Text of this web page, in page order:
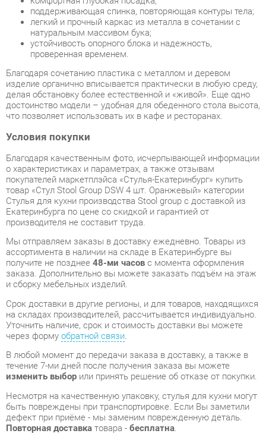
Благодаря сочетанию пластика с металлом и деревом
изделие органично вписывается практически в любую среду,
делая обстановку более естественной и «живой». Еще одно
достоинство модели – удобная для обеденного стола высота,
что позволяет использовать их в кафе и ресторанах.
Условия покупки
Благодаря качественным фото, исчерпывающей информации
о характеристиках и параметрах, а также отзывам
покупателей маркетплэйса «Стулья-Екатеринбург» купить
Стулья для кухни производства Stool group с доставкой из
производителя не составит труда.
Мы отправляем заказы в доставку ежедневно. Товары из
ассортимента в наличии на складе в Екатеринбурге вы
получите не позднее48-ми часовс момента оформления
заказа. Дополнительно вы можете заказать подъём на этаж
и сборку мебельных изделий.
Срок доставки в другие регионы, и для товаров, находящихся
на складах производителей, рассчитывается индивидуально.
Уточнить наличие, срок и стоимость доставки вы можете
через форму обратной связи
В любой момент до передачи заказа в доставку, а также в
изменить выборили принять решение об отказе от покупки.
Несмотря на качественную упаковку, стулья для кухни могут
быть повреждены при транспортировке. Если Вы заметили
Повторная доставка товара -бесплатна .
На всю мебель категории Стулья для кухни
года с момента приобретения.
Стул Stool Group DSW 4 шт. Оранжевый- это качественное
изделие производстваStool group, соответствующее
современному государственному стандарту.